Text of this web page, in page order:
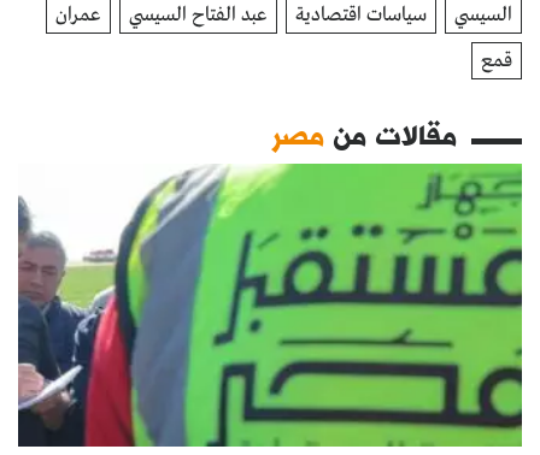
السيسي
سياسات اقتصادية عبد الفتاح السيسي
عمران
قمع
مقالات منمصر